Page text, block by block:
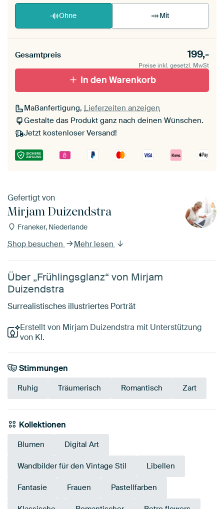
Ohne Mit
Gesamtpreis 199,-
Preise inkl. gesetzl. MwSt
In den Warenkorb
Maßanfertigung, Lieferzeiten anzeigen
Gestalte das Produkt ganz nach deinen Wünschen.
Jetzt kostenloser Versand!
Gefertigt von
Mirjam Duizendstra
Franeker, Niederlande
Shop besuchen Mehr lesen
Über „Frühlingsglanz“ von Mirjam
Duizendstra
Surrealistisches illustriertes Porträt
Erstellt von Mirjam Duizendstra mit Unterstützung
von KI.
Stimmungen
Ruhig Träumerisch Romantisch Zart
Kollektionen
Blumen Digital Art
Wandbilder für den Vintage Stil Libellen
Fantasie Frauen Pastellfarben